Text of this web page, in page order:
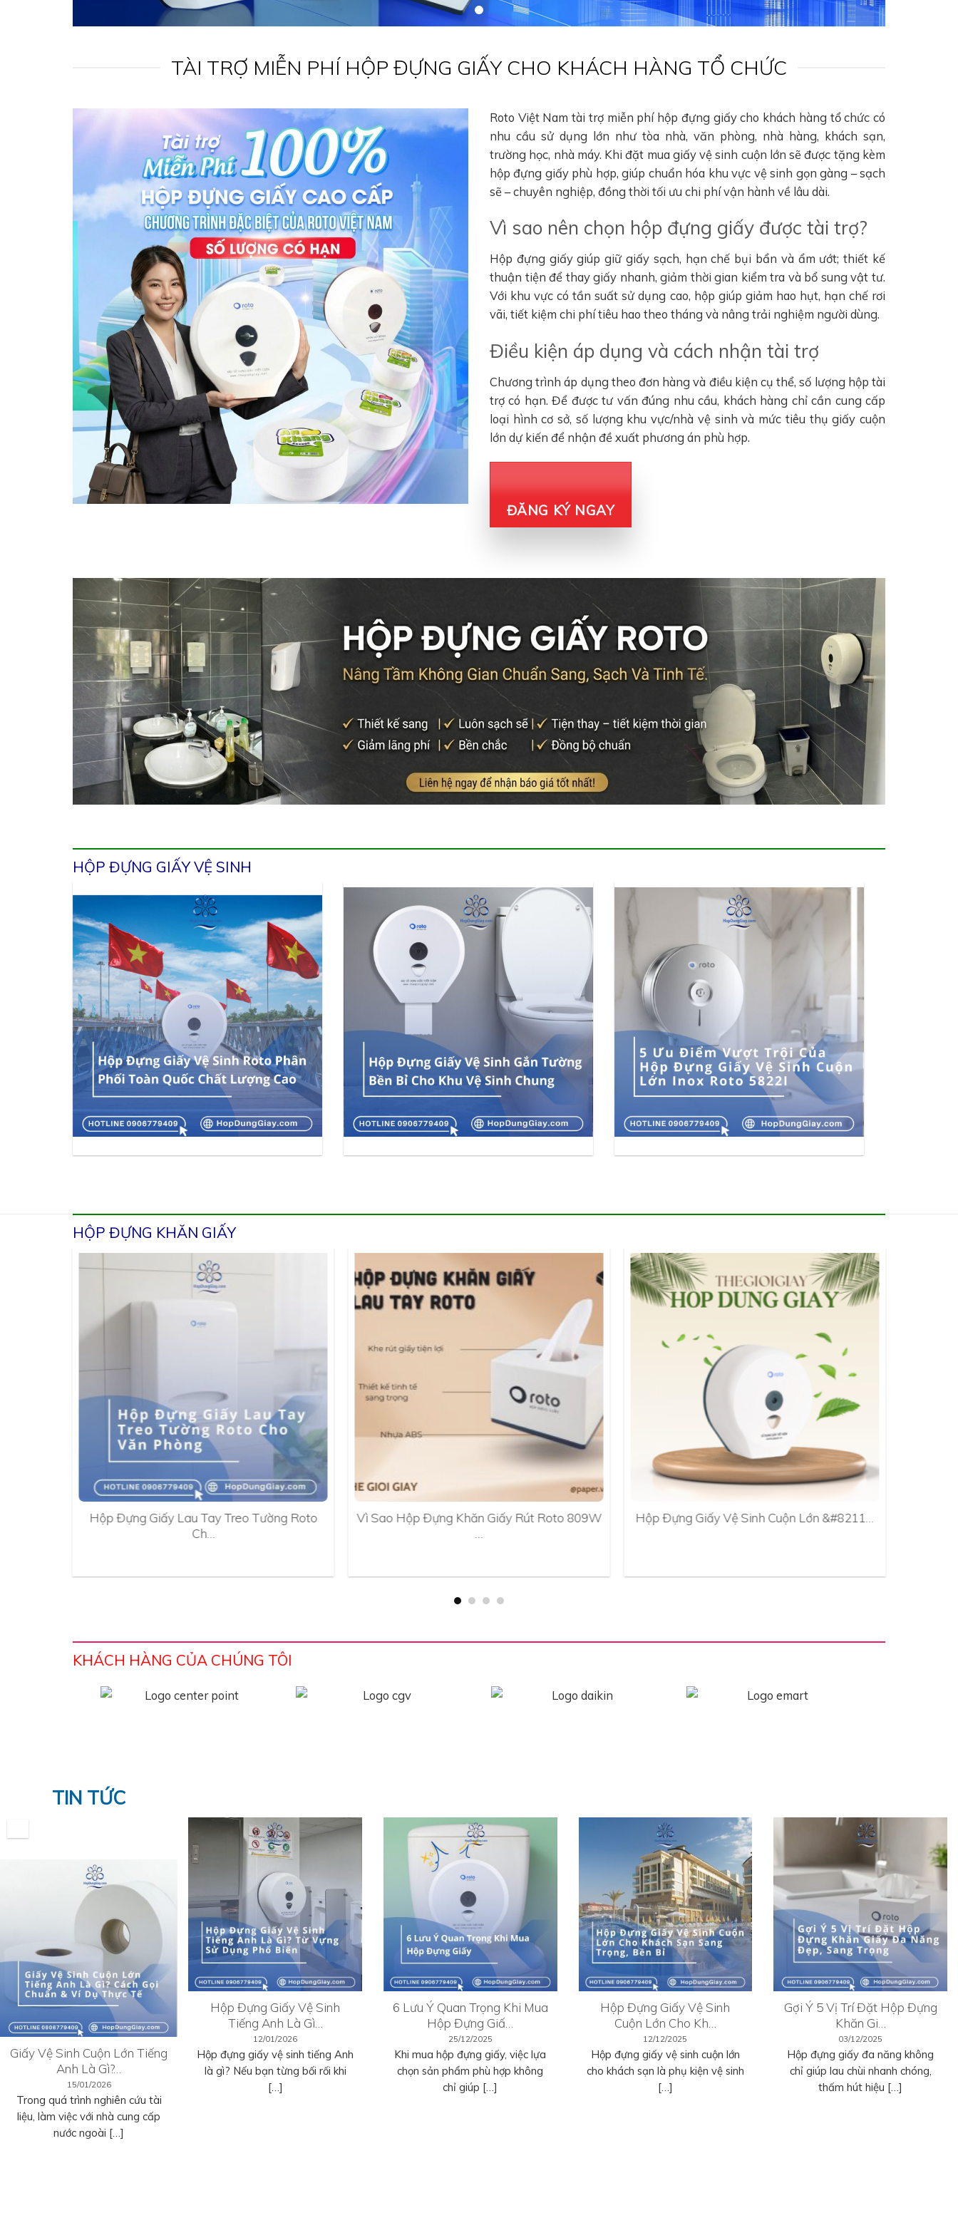
TÀI TRỢ MIỄN PHÍ HỘP ĐỰNG GIẤY CHO KHÁCH HÀNG TỔ CHỨC
Roto Việt Nam tài trợ miễn phí hộp đựng giấy cho khách hàng tổ chức có
nhu cầu sử dụng lớn như tòa nhà, văn phòng, nhà hàng, khách sạn,
trường học, nhà máy. Khi đặt mua giấy vệ sinh cuộn lớn sẽ được tặng kèm
hộp đựng giấy phù hợp, giúp chuẩn hóa khu vực vệ sinh gọn gàng – sạch
sẽ – chuyên nghiệp, đồng thời tối ưu chi phí vận hành về lâu dài.
Vì sao nên chọn hộp đựng giấy được tài trợ?
Hộp đựng giấy giúp giữ giấy sạch, hạn chế bụi bẩn và ẩm ướt; thiết kế
thuận tiện để thay giấy nhanh, giảm thời gian kiểm tra và bổ sung vật tư.
Với khu vực có tần suất sử dụng cao, hộp giúp giảm hao hụt, hạn chế rơi
vãi, tiết kiệm chi phí tiêu hao theo tháng và nâng trải nghiệm người dùng.
Điều kiện áp dụng và cách nhận tài trợ
Chương trình áp dụng theo đơn hàng và điều kiện cụ thể, số lượng hộp tài
trợ có hạn. Để được tư vấn đúng nhu cầu, khách hàng chỉ cần cung cấp
loại hình cơ sở, số lượng khu vực/nhà vệ sinh và mức tiêu thụ giấy cuộn
lớn dự kiến để nhận đề xuất phương án phù hợp.
ĐĂNG KÝ NGAY
HỘP ĐỰNG GIẤY VỆ SINH
HỘP ĐỰNG KHĂN GIẤY
Hộp Đựng Giấy Lau Tay Treo Tường Roto
Ch…
Vì Sao Hộp Đựng Khăn Giấy Rút Roto 809W
Hộp Đựng Giấy Vệ Sinh Cuộn Lớn &#8211…
KHÁCH HÀNG CỦA CHÚNG TÔI
TIN TỨC
Giấy Vệ Sinh Cuộn Lớn Tiếng
Anh Là Gì?…
15/01/2026
Trong quá trình nghiên cứu tài
liệu, làm việc với nhà cung cấp
nước ngoài […]
Hộp Đựng Giấy Vệ Sinh
Tiếng Anh Là Gì…
12/01/2026
Hộp đựng giấy vệ sinh tiếng Anh
là gì? Nếu bạn từng bối rối khi
[…]
6 Lưu Ý Quan Trọng Khi Mua
Hộp Đựng Giấ…
25/12/2025
Khi mua hộp đựng giấy, việc lựa
chọn sản phẩm phù hợp không
chỉ giúp […]
Hộp Đựng Giấy Vệ Sinh
Cuộn Lớn Cho Kh…
12/12/2025
Hộp đựng giấy vệ sinh cuộn lớn
cho khách sạn là phụ kiện vệ sinh
[…]
Gợi Ý 5 Vị Trí Đặt Hộp Đựng
Khăn Gi…
03/12/2025
Hộp đựng giấy đa năng không
chỉ giúp lau chùi nhanh chóng,
thấm hút hiệu […]